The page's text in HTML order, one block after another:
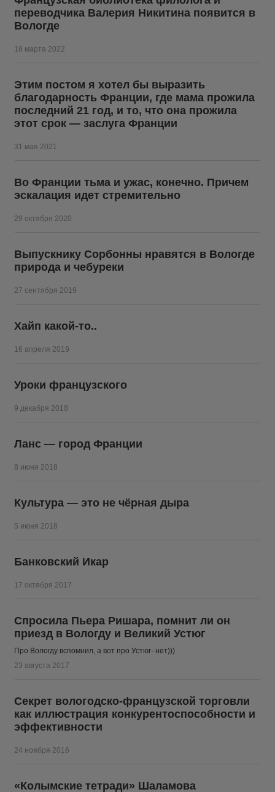
переводчика Валерия Никитина появится в
Вологде
18 марта 2022
Этим постом я хотел бы выразить
благодарность Франции, где мама прожила
последний 21 год, и то, что она прожила
этот срок — заслуга Франции
31 мая 2021
Во Франции тьма и ужас, конечно. Причем
эскалация идет стремительно
29 октября 2020
Выпускнику Сорбонны нравятся в Вологде
природа и чебуреки
27 сентября 2019
Хайп какой-то..
16 апреля 2019
Уроки французского
9 декабря 2018
Ланс — город Франции
8 июня 2018
Культура — это не чёрная дыра
5 июня 2018
Банковский Икар
17 октября 2017
Спросила Пьера Ришара, помнит ли он
приезд в Вологду и Великий Устюг
Про Вологду вспомнил, а вот про Устюг- нет)))
23 августа 2017
Секрет вологодско-французской торговли
как иллюстрация конкурентоспособности и
эффективности
24 ноября 2016
«Колымские тетради» Шаламова